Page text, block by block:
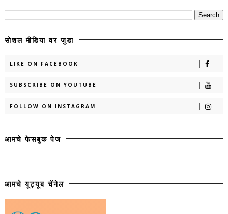
सोशल मीडिया वर जुडा
LIKE ON FACEBOOK
SUBSCRIBE ON YOUTUBE
FOLLOW ON INSTAGRAM
आमचे फेसबुक पेज
आमचे यूट्यूब चॅनेल